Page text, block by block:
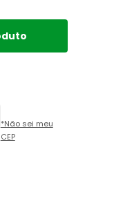
*Não sei meu
CEP